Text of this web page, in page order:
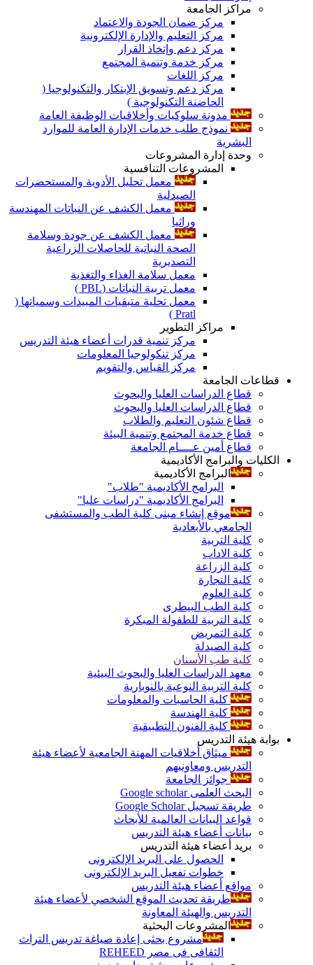
مراكز الجامعة
مركز ضمان الجودة والاعتماد
مركز التعليم والإدارة الإلكترونية
مركز دعم وإتخاذ القرار
مركز خدمة وتنمية المجتمع
مركز اللغات
مركز دعم وتسويق الإبتكار والتكنولوجيا (
الحاضنة التكنولوجية )
مدونة سلوكيات وأخلاقيات الوظيفة العامة
نموذج طلب خدمات الإدارة العامة للموارد
البشرية
وحدة إدارة المشروعات
المشروعات التنافسية
معمل تحليل الأدوية والمستحضرات
الصيدلية
معمل الكشف عن النباتات المهندسة
وراثيا
معمل الكشف عن جودة وسلامة
الصحة النباتية للحاصلات الزراعية
التصديرية
معمل سلامة الغذاء والتغذية
معمل تربية النباتات (PBL )
معمل تحلية متبقيات المبيدات وسمياتها (
Pratl )
مراكز التطوير
مركز تنمية قدرات أعضاء هيئة التدريس
مركز تنكولوجيا المعلومات
مركز القياس والتقويم
قطاعات الجامعة
قطاع الدراسات العليا والبحوث
قطاع الدراسات العليا والبحوث
قطاع شئون التعليم والطلاب
قطاع خدمة المجتمع وتنمية البيئة
قطاع أمين عــــام الجامعة
الكليات والبرامج الأكاديمية
البرامج الأكاديمية
البرامج الأكاديمية "طلاب"
البرامج الأكاديمية "دراسات عليا"
موقع إنشاء مبنى كلية الطب والمستشفى
الجامعي بالأبعادية
كلية التربية
كلية الاداب
كلية الزراعة
كلية التجارة
كلية العلوم
كلية الطب البيطرى
كلية التربية للطفولة المبكرة
كلية التمريض
كلية الصيدلة
كلية طب الأسنان
معهد الدراسات العليا والبحوث البيئية
كلية التربية النوعية بالنوبارية
كلية الحاسبات والمعلومات
كلية الهندسة
كلية الفنون التطبيقية
بوابة هيئة التدريس
ميثاق أخلاقيات المهنة الجامعية لأعضاء هيئة
التدريس ومعاونيهم
جوائز الجامعة
البحث العلمى Google scholar
طريقة تسجيل Google Scholar
قواعد البيانات العالمية للأبحاث
بيانات أعضاء هيئة التدريس
بريد أعضاء هيئة التدريس
الحصول على البريد الإلكترونى
خطوات تفعيل البريد الإلكترونى
مواقع أعضاء هيئة التدريس
طريقة تحديث الموقع الشخصي لأعضاء هيئة
التدريس والهيئة المعاونة
المشروعات البحثية
مشروع بحثى إعادة صياغة تدريس التراث
الثقافى فى مصر REHEED